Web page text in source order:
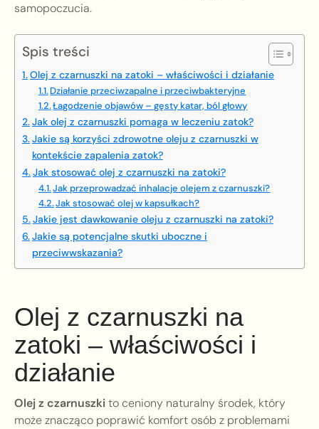
samopoczucia.
Spis treści
Olej z czarnuszki na zatoki – właściwości i działanie
Działanie przeciwzapalne i przeciwbakteryjne
Łagodzenie objawów – gęsty katar, ból głowy
Jak olej z czarnuszki pomaga w leczeniu zatok?
Jakie są korzyści zdrowotne oleju z czarnuszki w
kontekście zapalenia zatok?
Jak stosować olej z czarnuszki na zatoki?
Jak przeprowadzać inhalacje olejem z czarnuszki?
Jak stosować olej w kapsułkach?
Jakie jest dawkowanie oleju z czarnuszki na zatoki?
Jakie są potencjalne skutki uboczne i
przeciwwskazania?
Olej z czarnuszki na
zatoki – właściwości i
działanie
Olej z czarnuszkito ceniony naturalny środek, który
może znacząco poprawić komfort osób z problemami